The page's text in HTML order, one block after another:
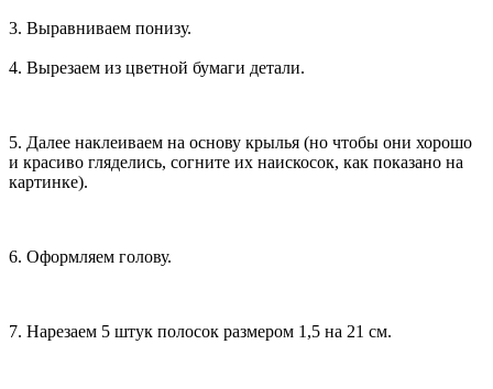
3. Выравниваем понизу.
4. Вырезаем из цветной бумаги детали.
5. Далее наклеиваем на основу крылья (но чтобы они хорошо
и красиво гляделись, согните их наискосок, как показано на
картинке).
6. Оформляем голову.
7. Нарезаем 5 штук полосок размером 1,5 на 21 см.